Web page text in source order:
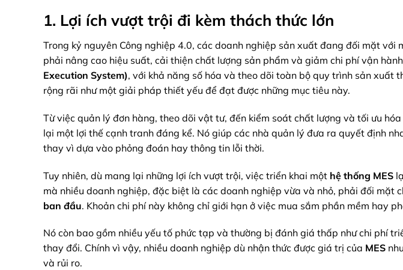
1. Lợi ích vượt trội đi kèm thách thức lớn
Trong kỷ nguyên Công nghiệp 4.0, các doanh nghiệp sản xuất đang đối mặt với
phải nâng cao hiệu suất, cải thiện chất lượng sản phẩm và giảm chi phí vận
Execution System), với khả năng số hóa và theo dõi toàn bộ quy trình sản xuất
rộng rãi như một giải pháp thiết yếu để đạt được những mục tiêu này.
Từ việc quản lý đơn hàng, theo dõi vật tư, đến kiểm soát chất lượng và tối ưu
lại một lợi thế cạnh tranh đáng kể. Nó giúp các nhà quản lý đưa ra quyết định
thay vì dựa vào phỏng đoán hay thông tin lỗi thời.
Tuy nhiên, dù mang lại những lợi ích vượt trội, việc triển khai một hệ thống MES
mà nhiều doanh nghiệp, đặc biệt là các doanh nghiệp vừa và nhỏ, phải đối mặt
ban đầu. Khoản chi phí này không chỉ giới hạn ở việc mua sắm phần mềm hay
Nó còn bao gồm nhiều yếu tố phức tạp và thường bị đánh giá thấp như chi phí
thay đổi. Chính vì vậy, nhiều doanh nghiệp dù nhận thức được giá trị của MES
và rủi ro.